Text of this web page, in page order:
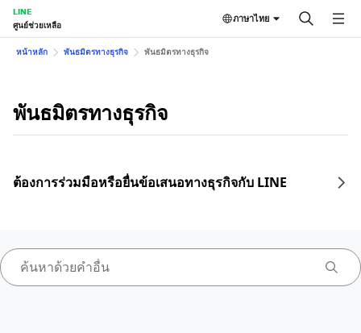
LINE
ศูนย์ช่วยเหลือ
ภาษาไทย
หน้าหลัก พันธมิตรทางธุรกิจ พันธมิตรทางธุรกิจ
พันธมิตรทางธุรกิจ
ต้องการร่วมมือหรือยื่นข้อเสนอทางธุรกิจกับ LINE